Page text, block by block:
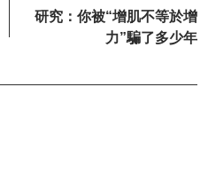
研究：你被“增肌不等於增
力”騙了多少年